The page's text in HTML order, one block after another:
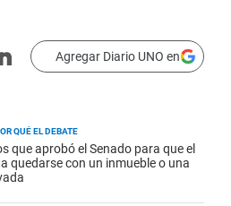
Agregar Diario UNO en
QUÉ EL DEBATE
que aprobó el Senado para que el
quedarse con un inmueble o una